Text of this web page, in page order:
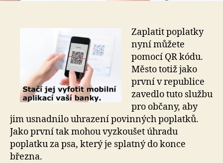
Zaplatit poplatky
nyní můžete
pomocí QR kódu.
Město totiž jako
první v republice
zavedlo tuto službu
pro občany, aby
jim usnadnilo uhrazení povinných poplatků.
Jako první tak mohou vyzkoušet úhradu
poplatku za psa, který je splatný do konce
března.